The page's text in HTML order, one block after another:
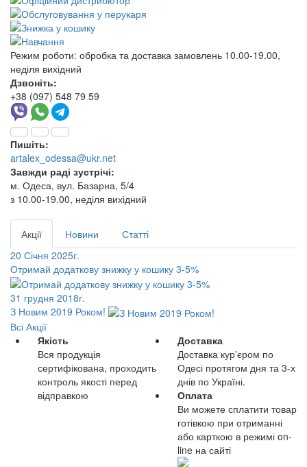
Режим роботи: обробка та доставка замовлень 10.00-19.00,
неділя вихідний
Дзвоніть:
+38 (097) 548 79 59
Пишіть:
artalex_odessa@ukr.net
Завжди раді зустрічі:
м. Одеса, вул. Базарна, 5/4
з 10.00-19.00, неділя вихідний
Акції Новини
Статті
20 Січня 2025г.
Отримай додаткову знижку у кошику 3-5%
31 грудня 2018г.
З Новим 2019 Роком!
Всі Акції
Якість
Вся продукція
сертифікована, проходить
контроль якості перед
відправкою
Доставка
Доставка кур'єром по
Одесі протягом дня та 3-х
днів по Україні.
Оплата
Ви можете сплатити товар
готівкою при отриманні
або карткою в режимі on-
line на сайті